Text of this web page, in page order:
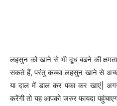
लहसुन को खाने से भी दूध बढने की
सकते हैं, परंतु कच्‍चा लहसुन खाने से
या दाल में डाल कर पका कर खाएं|
करेंगी तो यह आपको जरुर फायदा